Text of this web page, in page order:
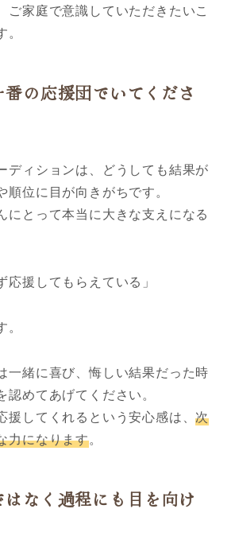
ご家庭で意識していただきたいこ
番の応援団でいてくださ
ディションは、どうしても結果が
位に目が向きがちです。
にとって本当に大きな支えになる
応援してもらえている」
一緒に喜び、悔しい結果だった時
認めてあげてください。
援してくれるという安心感は、次
力になります。
なく過程にも目を向け